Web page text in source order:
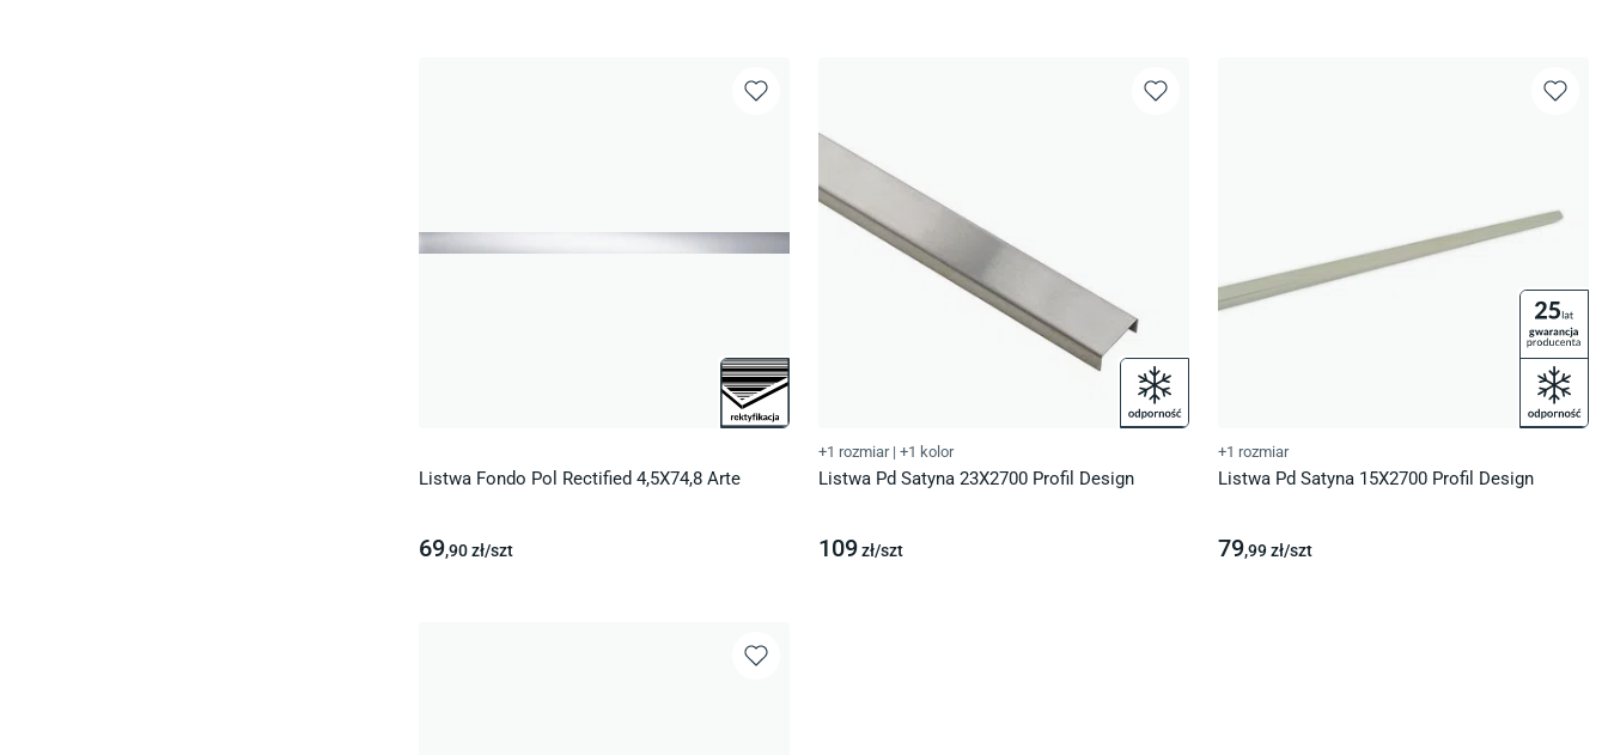
Listwa Fondo Pol Rectified 4,5X74,8 Arte
69,90zł/szt
+1 rozmiar | +1 kolor
Listwa Pd Satyna 23X2700 Profil Design
109zł/szt
+1 rozmiar
Listwa Pd Satyna 15X2700 Profil Design
79,99zł/szt